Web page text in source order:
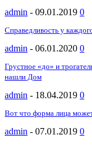
admin - 09.01.2019 0
Справедливость у
admin - 06.01.2020 0
Грустное «до» и
нашли Дом
admin - 18.04.2019 0
Вот что форма лица может
admin - 07.01.2019 0